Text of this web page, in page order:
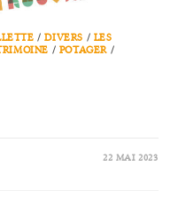
/DIVERS / LES
/ POTAGER /
22 MAI 2023